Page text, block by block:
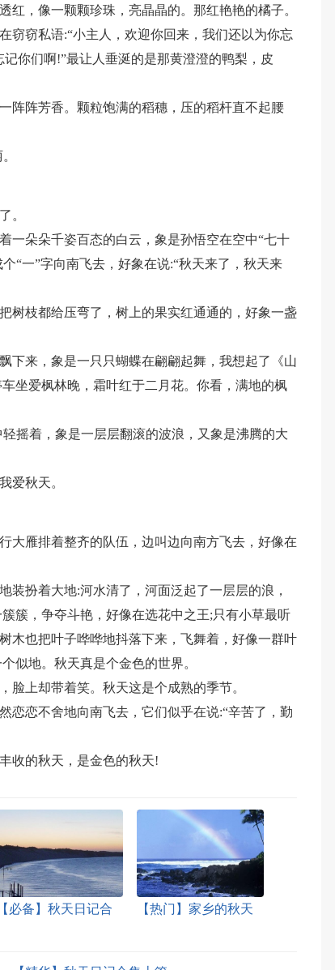
，像一颗颗珍珠，亮晶晶的。那红艳艳的橘子。
窃窃私语:“小主人，欢迎你回来，我们还以为你忘
你们啊!”最让人垂涎的是那黄澄澄的鸭梨，皮
阵阵芳香。颗粒饱满的稻穗，压的稻杆直不起腰
。
一朵朵千姿百态的白云，象是孙悟空在空中“七十
“一”字向南飞去，好象在说:“秋天来了，秋天来
树枝都给压弯了，树上的果实红通通的，好象一盏
下来，象是一只只蝴蝶在翩翩起舞，我想起了《山
坐爱枫林晚，霜叶红于二月花。你看，满地的枫
摇着，象是一层层翻滚的波浪，又象是沸腾的大
爱秋天。
大雁排着整齐的队伍，边叫边向南方飞去，好像在
装扮着大地:河水清了，河面泛起了一层层的浪，
簇，争夺斗艳，好像在选花中之王;只有小草最听
木也把叶子哗哗地抖落下来，飞舞着，好像一群叶
似地。秋天真是个金色的世界。
脸上却带着笑。秋天这是个成熟的季节。
恋恋不舍地向南飞去，它们似乎在说:“辛苦了，勤
收的秋天，是金色的秋天!
【必备】秋天日记合
【热门】家乡的秋天